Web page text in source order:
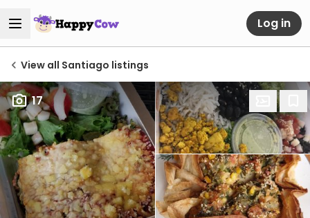
Log in
View all Santiago listings
17